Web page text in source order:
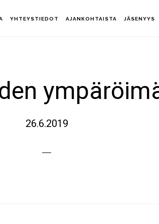
YHTEYSTIEDOT AJANKOHTAISTA JÄSENYYS
26.6.2019